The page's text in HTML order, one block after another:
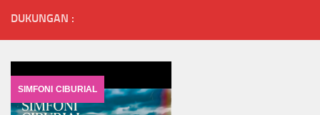
DUKUNGAN :